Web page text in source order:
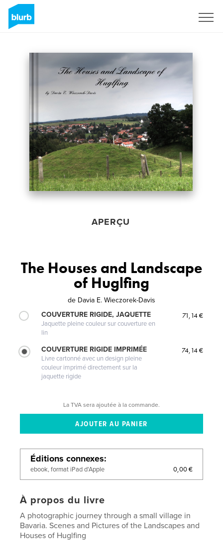
APERÇU
The Houses and Landscape
of Huglfing
de Davia E. Wieczorek-Davis
COUVERTURE RIGIDE, JAQUETTE
Jaquette pleine couleur sur couverture en
lin
71,14 €
COUVERTURE RIGIDE IMPRIMÉE
Livre cartonné avec un design pleine
couleur imprimé directement sur la
jaquette rigide
74,14 €
La TVA sera ajoutée à la commande.
Éditions connexes
ebook, format iPad d'Apple 0,00 €
À propos du livre
A photographic journey through a small village in
Bavaria. Scenes and Pictures of the Landscapes and
Houses of Huglfing